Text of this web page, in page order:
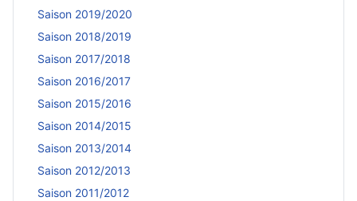
Saison 2019/2020
Saison 2018/2019
Saison 2017/2018
Saison 2016/2017
Saison 2015/2016
Saison 2014/2015
Saison 2013/2014
Saison 2012/2013
Saison 2011/2012